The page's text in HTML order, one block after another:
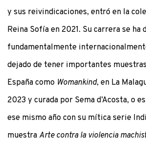
y sus reivindicaciones, entró en la
Reina Sofía en 2021. Su carrera se ha
fundamentalmente
dejado de tener importantes
España como Womankind, en La
2023 y curada por Sema d’Acosta, o
ese mismo año con su mítica serie
muestra Arte contra la violencia